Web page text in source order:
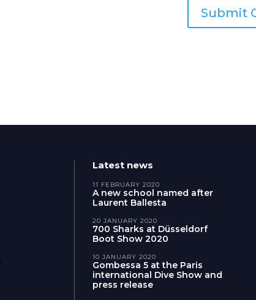
Latest news
A new school named after
Laurent Ballesta
11 FEBRUARY 2020
700 Sharks at Düsseldorf
Boot Show 2020
20 JANUARY 2020
Gombessa 5 at the Paris
international Dive Show and
press release
10 JANUARY 2020